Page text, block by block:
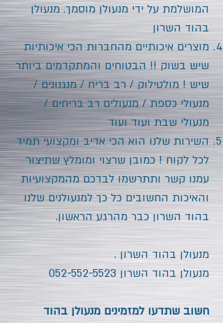
המושלמת על ידי מנעולן מוסמך. מנעולן
בהוד השרון
מוצרים איכותיים מהחברות הכי איכותיות
שיש בשוק !! הבטוחים והמתקדמים ביותר
שיש ! מולטילוק / רב בריח / מנגנונים /
מנעולי כספת / מנעולים רב בריחים /
מנעולי שבת ועוד ועוד
השירות שלנו הוא הכי אדיב ומקצועי תמיד
לכל לקוח ! כמובן שרצוי ומומלץ שתיצור
עמנו קשר ותתרשמו לבדכם מהמקצועיות
והאיכות החשובים כל כך למנעולנים שלנו
בהוד השרון כבר מהרגע הראשון.
מנעולןבהוד השרון .
מנעולן בהוד השרון 052-552-5523
חשוב שתדעו למזמינים מנעולן בהוד